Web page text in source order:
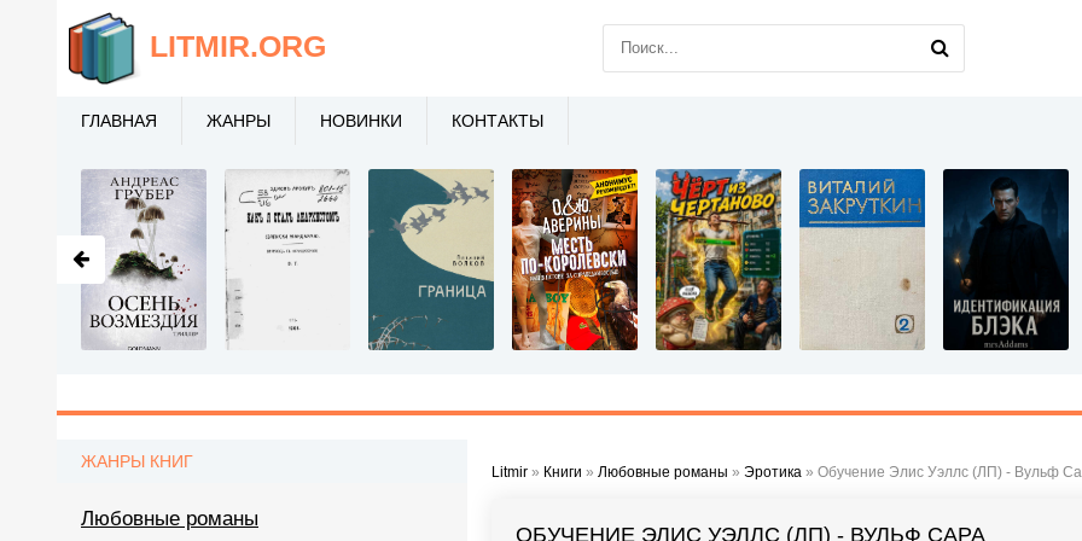
Litmir » Книги » Любовные романы » Эротика » Обучение Элис Уэллс (ЛП) - Вульф
ОБУЧЕНИЕ ЭЛИС УЭЛЛС (ЛП) - ВУЛЬФ САРА
ЖАНРЫ КНИГ
Любовные романы
LITMIR.ORG
ГЛАВНАЯ ЖАНРЫ НОВИНКИ КОНТАКТЫ